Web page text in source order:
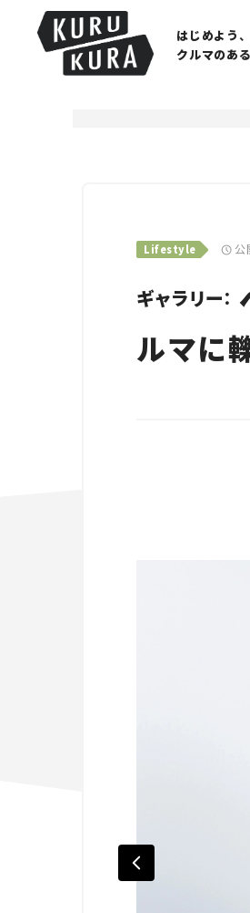
はじめよう、
クルマのあ
Lifestyle 公
ギャラリー：
ルマに